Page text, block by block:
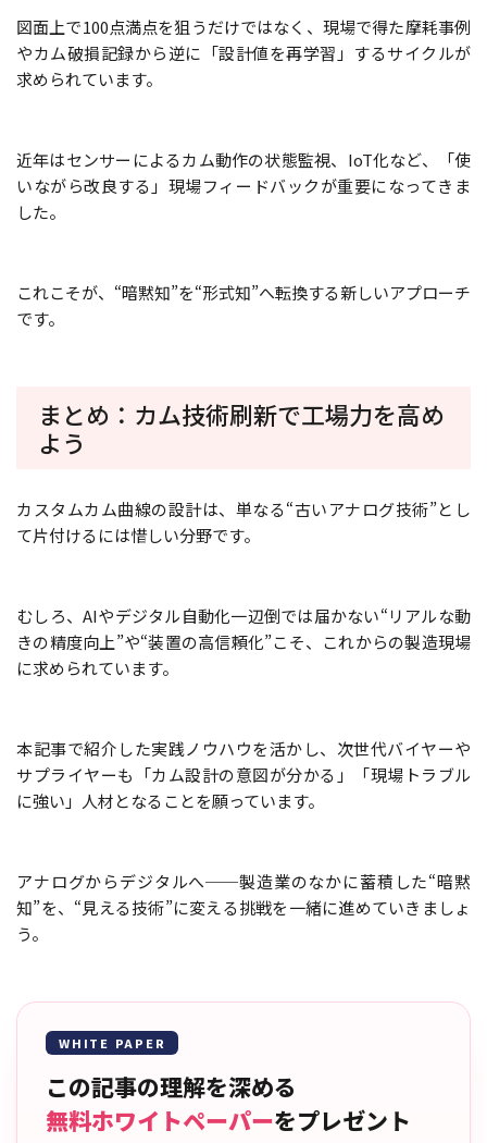
図面上で100点満点を狙うだけではなく、現場で得た摩耗事例
やカム破損記録から逆に「設計値を再学習」するサイクルが
求められています。
近年はセンサーによるカム動作の状態監視、IoT化など、「使
いながら改良する」現場フィードバックが重要になってきま
した。
これこそが、“暗黙知”を“形式知”へ転換する新しいアプローチ
です。
まとめ：カム技術刷新で工場力を高め
よう
カスタムカム曲線の設計は、単なる“古いアナログ技術”とし
て片付けるには惜しい分野です。
むしろ、AIやデジタル自動化一辺倒では届かない“リアルな動
きの精度向上”や“装置の高信頼化”こそ、これからの製造現場
に求められています。
本記事で紹介した実践ノウハウを活かし、次世代バイヤーや
サプライヤーも「カム設計の意図が分かる」「現場トラブル
に強い」人材となることを願っています。
アナログからデジタルへ──製造業のなかに蓄積した“暗黙
知”を、“見える技術”に変える挑戦を一緒に進めていきましょ
う。
WHITE PAPER
この記事の理解を深める
無料ホワイトペーパーをプレゼント